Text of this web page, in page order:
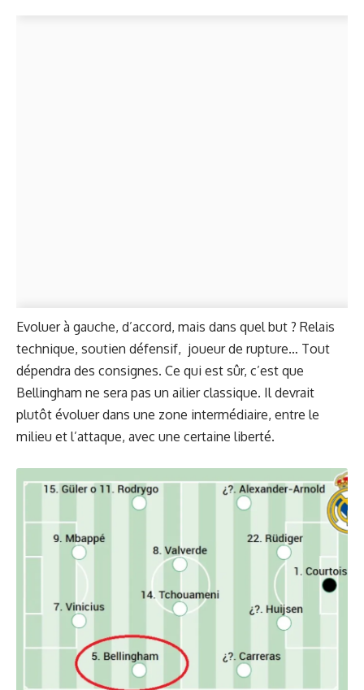
Evoluer à gauche, d’accord, mais dans quel but ? Relais
technique, soutien défensif, joueur de rupture… Tout
dépendra des consignes. Ce qui est sûr, c’est que
Bellingham ne sera pas un ailier classique. Il devrait
plutôt évoluer dans une zone intermédiaire, entre le
milieu et l’attaque, avec une certaine liberté.